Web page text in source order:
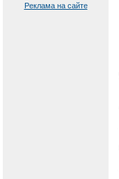
Реклама на сайте